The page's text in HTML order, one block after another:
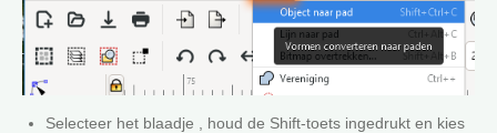
Selecteer het blaadje , houd de Shift-toets ingedrukt en kies